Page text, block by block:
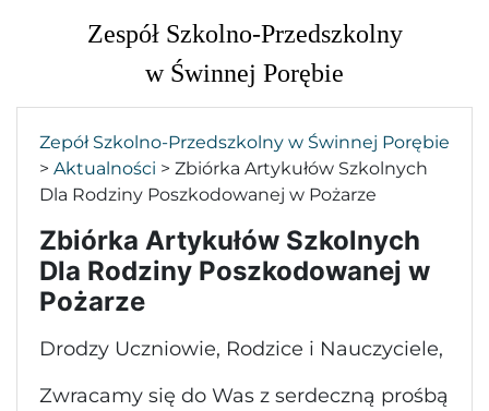
Zespół Szkolno-Przedszkolny
w Świnnej Porębie
Zepół Szkolno-Przedszkolny w Świnnej Porębie
> Aktualności > Zbiórka Artykułów Szkolnych
Dla Rodziny Poszkodowanej w Pożarze
Zbiórka Artykułów Szkolnych
Dla Rodziny Poszkodowanej w
Pożarze
Drodzy Uczniowie, Rodzice i Nauczyciele,
Zwracamy się do Was z serdeczną prośbą